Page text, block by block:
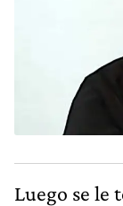
Luego se le